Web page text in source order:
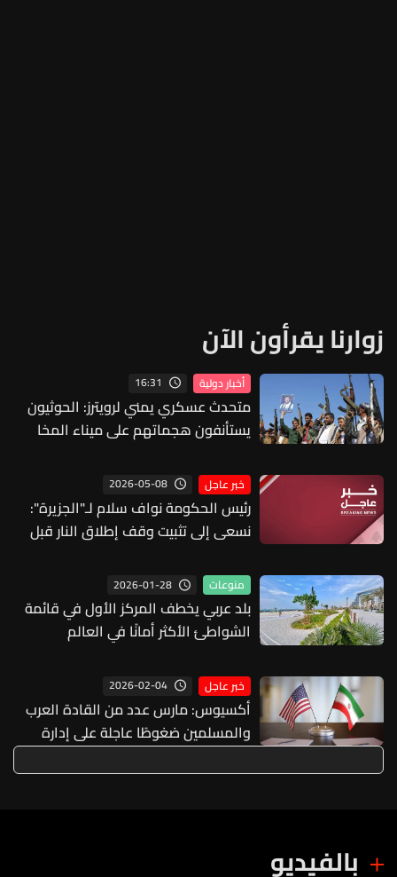
زوارنا يقرأون الآن
أخبار دولية 16:31
متحدث عسكري يمني لرويترز: الحوثيون
يستأنفون هجماتهم على ميناء المخا
خبر عاجل 2026-05-08
رئيس الحكومة نواف سلام لـ"الجزيرة":
نسعى إلى تثبيت وقف إطلاق النار قبل
وإذا استمرت اعتداءاتها فسيكون تثبيت
وقف النار البند الأول في المفاوضات
منوعات 2026-01-28
بلد عربي يخطف المركز الأول في قائمة
الشواطئ الأكثر أمانًا في العالم
خبر عاجل 2026-02-04
أكسيوس: مارس عدد من القادة العرب
والمسلمين ضغوطًا عاجلة على إدارة
ترامب بعد ظهر الأربعاء مطالبين بعدم
المضي في التهديدات بالانسحاب من
بالفيديو